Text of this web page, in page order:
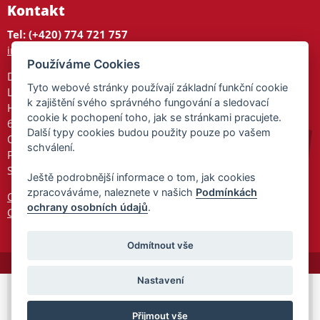
Kontakt
Tel: (+420) 774 721 757
info@tajnedarky.cz
Dárkové centrum
Legionářů 2
Hodonín
695 01
Otevřeno:
Po-Pá 9-17
So 9-11:30
Ochrana osobních údajů
Cookies
© 2026 Tajnedarky.cz -Partnerský
Používáme Cookies
Tyto webové stránky používají základní funkční cookie
k zajištění svého správného fungování a sledovací
cookie k pochopení toho, jak se stránkami pracujete.
Další typy cookies budou použity pouze po vašem
schválení.
Ještě podrobnější informace o tom, jak cookies
zpracováváme, naleznete v našich Podmínkách
ochrany osobních údajů.
Odmítnout vše
Nastavení
Přijmout vše